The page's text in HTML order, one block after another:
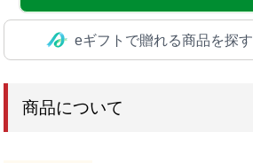
eギフトで贈れる商品を探す
商品について